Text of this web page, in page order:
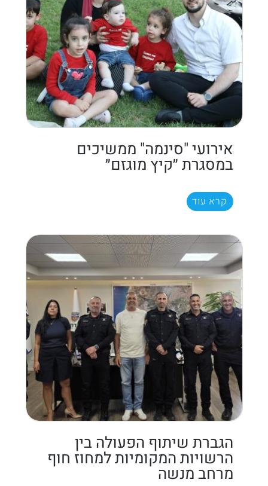
אירועי "סינמה" ממשיכים
במסגרת ״קיץ מוגזם״
קרא עוד
הגברת שיתוף הפעולה בין
הרשויות המקומיות למחוז חוף
מרחב מנשה